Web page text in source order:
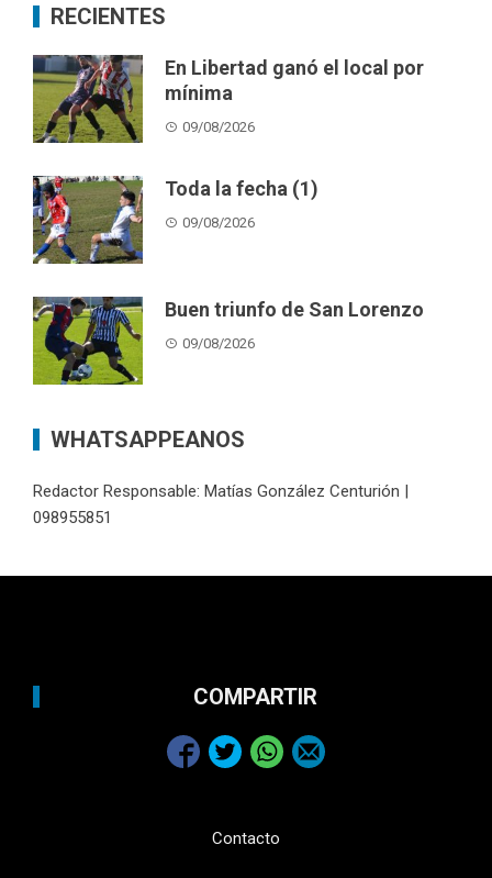
RECIENTES
En Libertad ganó el local por
mínima
09/08/2026
Toda la fecha (1)
09/08/2026
Buen triunfo de San Lorenzo
09/08/2026
WHATSAPPEANOS
Redactor Responsable: Matías González Centurión |
098955851
COMPARTIR
Contacto